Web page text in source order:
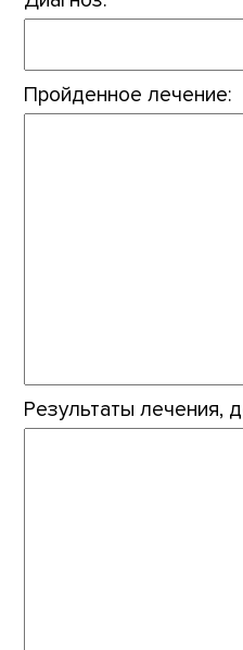
Пройденное лечение:
Результаты лечения,